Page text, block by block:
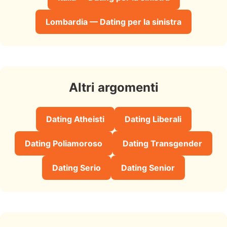
Lombardia — Dating per la sinistra
Altri argomenti
Dating Atheisti Dating Liberali
Dating Poliamoroso Dating Transgender
Dating Serio Dating Senior